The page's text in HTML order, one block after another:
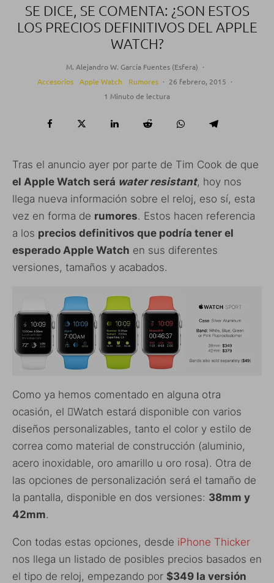
SE DICE, SE COMENTA: ¿SON ESTOS
LOS PRECIOS DEFINITIVOS DEL APPLE
WATCH?
M. Alejandro W. García Fuentes (Esfera) ·
Accesorios
Apple Watch Rumores · 26 febrero, 2015 ·
1 Minuto de lectura
Tras el anuncio ayer por parte de Tim Cook de que
el Apple Watch será water resistant, hoy nos
llega nueva información sobre el reloj, eso sí, esta
vez en forma de rumores. Estos hacen referencia
a los precios definitivos que podría tener el
esperado Apple Watch en sus diferentes
versiones, tamaños y acabados.
Como ya hemos comentado en alguna otra
ocasión, el Watch estará disponible con varios
diseños personalizables, tanto el color y estilo de
correa como material de construcción (aluminio,
acero inoxidable, oro amarillo u oro rosa). Otra de
las opciones de personalización será el tamaño de
la pantalla, disponible en dos versiones: 38mm y
42mm.
Con todas estas opciones, desde iPhone Thicker
nos llega un listado de posibles precios basados en
el tipo de reloj, empezando por $349 la versión